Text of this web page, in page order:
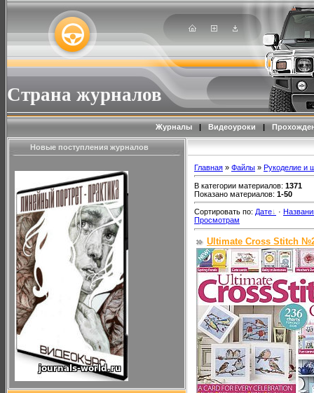
Страна журналов
Журналы | Видеоуроки |
Новые поступления журналов
Главная » Файлы » Рукоделие и
В категории материалов: 1371
Показано материалов: 1-50
Сортировать по: Дате ·
Просмотрам
Ultimate Cross Stitch